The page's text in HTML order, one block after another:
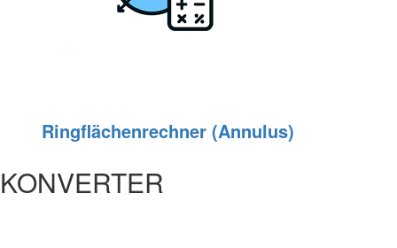
Ringflächenrechner (Annulus)
KONVERTER